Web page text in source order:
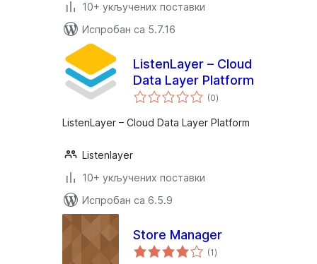
10+ укључених поставки
Испробан са 5.7.16
ListenLayer – Cloud
Data Layer Platform
(0укупних
оцена
)
ListenLayer – Cloud Data Layer Platform
Listenlayer
10+ укључених поставки
Испробан са 6.5.9
Store Manager
(1укупних
оцена
)